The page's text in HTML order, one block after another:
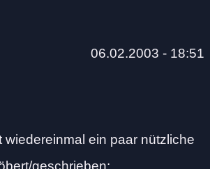
06.02.2003 - 18:51
wiedereinmal ein paar nützliche
geschrieben: